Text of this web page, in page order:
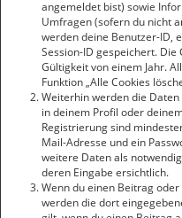
angemeldet bist) sowie
Umfragen (sofern du nicht
werden deine Benutzer-ID,
Session-ID gespeichert.
Gültigkeit von einem Jahr.
Funktion „Alle Cookies
Weiterhin werden die
in deinem Profil oder
Registrierung sind
Mail-Adresse und ein
weitere Daten als
deren Eingabe ersichtlich.
Wenn du einen Beitrag
werden die dort